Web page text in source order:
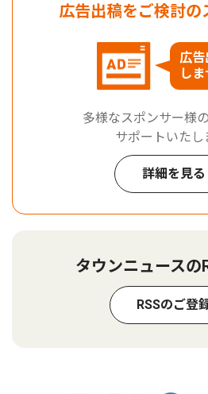
広告出稿をご検討の
広
し
多様なスポンサー様
サポートいたし
詳細を見る
タウンニュースの
RSSのご登